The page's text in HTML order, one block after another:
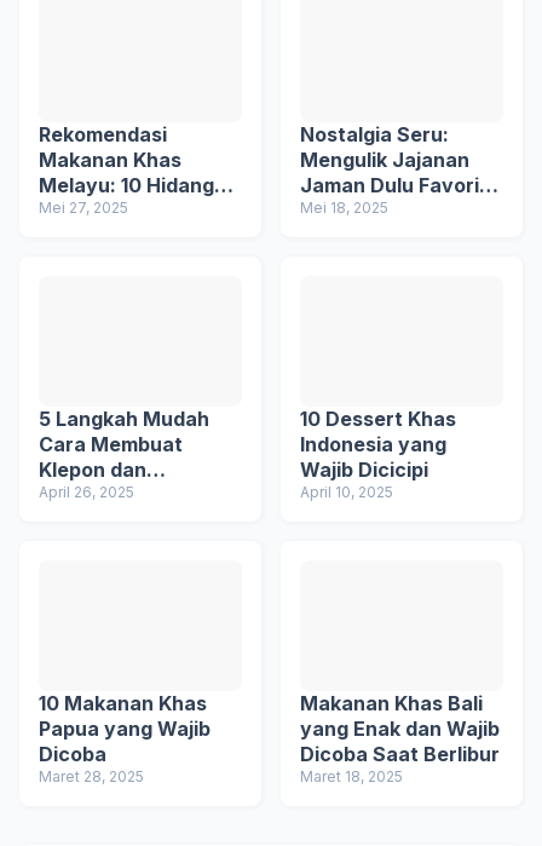
Rekomendasi
Makanan Khas
Melayu: 10 Hidangan
Wajib Dicoba
Mei 27, 2025
Nostalgia Seru:
Mengulik Jajanan
Jaman Dulu Favorit
Generasi 90-an dan
Mei 18, 2025
5 Langkah Mudah
Cara Membuat
Klepon dan
Bahannya
April 26, 2025
10 Dessert Khas
Indonesia yang
Wajib Dicicipi
April 10, 2025
10 Makanan Khas
Papua yang Wajib
Dicoba
Maret 28, 2025
Makanan Khas Bali
yang Enak dan Wajib
Dicoba Saat Berlibur
Maret 18, 2025